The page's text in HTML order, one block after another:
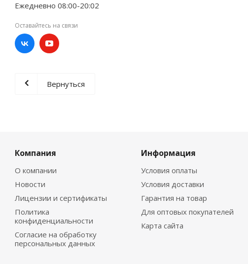
Ежедневно 08:00-20:02
Оставайтесь на связи
Вернуться
Компания
О компании
Новости
Лицензии и сертификаты
Политика
конфиденциальности
Согласие на обработку
персональных данных
Информация
Условия оплаты
Условия доставки
Гарантия на товар
Для оптовых покупателей
Карта сайта